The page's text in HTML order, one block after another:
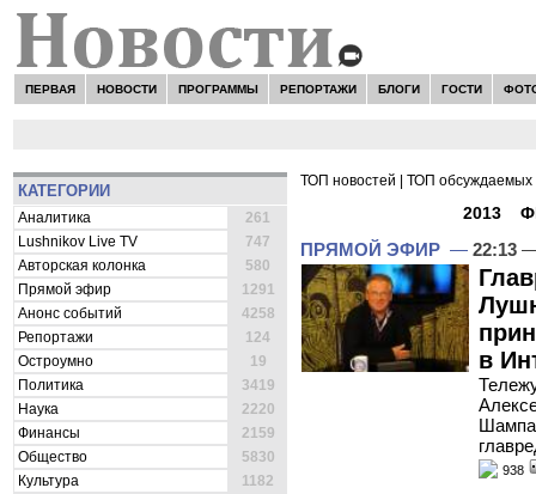
ПЕРВАЯ НОВОСТИ ПРОГРАММЫ РЕПОРТАЖИ БЛОГИ ГОСТИ
КАТЕГОРИИ
Аналитика
261
Lushnikov Live TV
747
Авторская колонка
580
Прямой эфир
1291
Анонс событий
4258
Репортажи
124
Остроумно
19
Политика
3419
Наука
2220
Финансы
2159
Общество
5830
Культура
1182
ТОП новостей ТОП обсуждаемых
2013
ПРЯМОЙ ЭФИР — 22:13 —
в
938